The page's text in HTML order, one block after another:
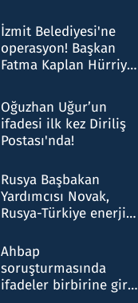
Milyar liralık para
trafiği tespit edildi
İzmit Belediyesi'ne
operasyon! Başkan
Fatma Kaplan Hürriyet
Oğuzhan Uğur’un
ifadesi ilk kez Diriliş
Postası'nda!
Rusya Başbakan
Yardımcısı Novak,
Rusya-Türkiye enerji
nitelikte olduğunu
belirtti
Ahbap
soruşturmasında
ifadeler birbirine girdi: